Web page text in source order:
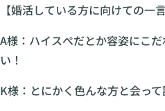
【婚活している方に向けての一
A様：ハイスぺだとか容姿にこ
い！
K様：とにかく色んな方と会って